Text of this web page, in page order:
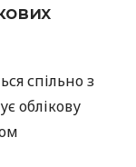
спільно з
облікову